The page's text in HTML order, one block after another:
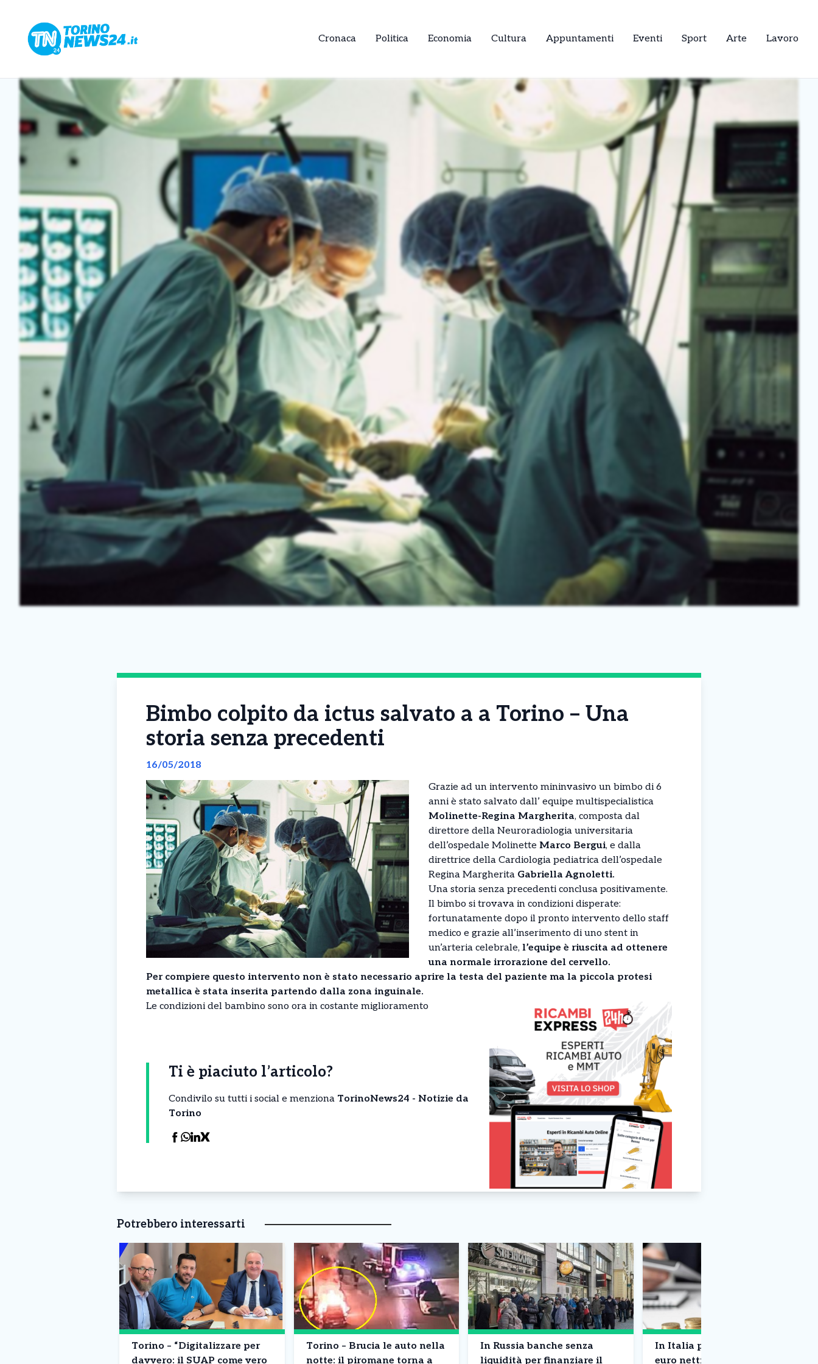
Cronaca Politica Economia Cultura Appuntamenti Eventi Sport Arte Lavoro
Bimbo colpito da ictus salvato a a Torino – Una
storia senza precedenti
16/05/2018
Grazie ad un intervento mininvasivo un bimbo di 6
anni è stato salvato dall’ equipe multispecialistica
Molinette-Regina Margherita, composta dal
direttore della Neuroradiologia universitaria
dell’ospedale Molinette Marco Bergui, e dalla
direttrice della Cardiologia pediatrica dell’ospedale
Regina Margherita Gabriella Agnoletti.
Una storia senza precedenti conclusa positivamente.
Il bimbo si trovava in condizioni disperate:
fortunatamente dopo il pronto intervento dello staff
medico e grazie all’inserimento di uno stent in
un’arteria celebrale, l’equipe è riuscita ad ottenere
una normale irrorazione del cervello.
Per compiere questo intervento non è stato necessario aprire la testa del paziente ma la piccola protesi
metallica è stata inserita partendo dalla zona inguinale.
Le condizioni del bambino sono ora in costante miglioramento
Ti è piaciuto l’articolo?
Condivilo su tutti i social e menziona TorinoNews24 - Notizie da
Torino
Potrebbero interessarti
Torino – “Digitalizzare per
davvero: il SUAP come vero
Torino – Brucia le auto nella
notte: il piromane torna a
In Russia banche senza
liquidità per finanziare il
In Italia per pagare 25mila
euro netti al lavoratore,